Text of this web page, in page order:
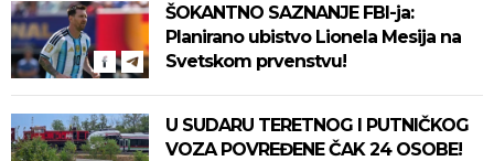
ŠOKANTNO SAZNANJE FBI-ja:
Planirano ubistvo Lionela Mesija na
Svetskom prvenstvu!
U SUDARU TERETNOG I PUTNIČKOG
VOZA POVREĐENE ČAK 24 OSOBE!